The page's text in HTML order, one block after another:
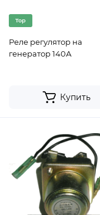
Top
Реле регулятор на
генератор 140А
Купить